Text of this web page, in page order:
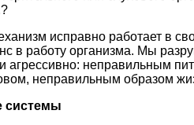
исправно работает в
в работу организма. Мы
агрессивно: неправильным
неправильным образом
системы